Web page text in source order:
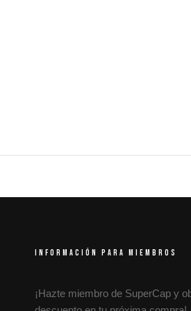
INFORMACIÓN PARA MIEMBROS
¡Hazte miembro de SuperCap y